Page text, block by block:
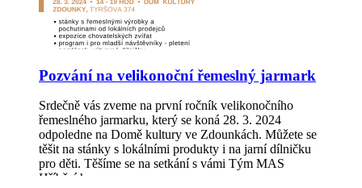
Pozvání na velikonoční řemeslný jarmark
Srdečně vás zveme na první ročník velikonočního
řemeslného jarmarku, který se koná 28. 3. 2024
odpoledne na Domě kultury ve Zdounkách. Můžete se
těšit na stánky s lokálními produkty i na jarní dílničku
pro děti. Těšíme se na setkání s vámi Tým MAS
Hříběcí hory